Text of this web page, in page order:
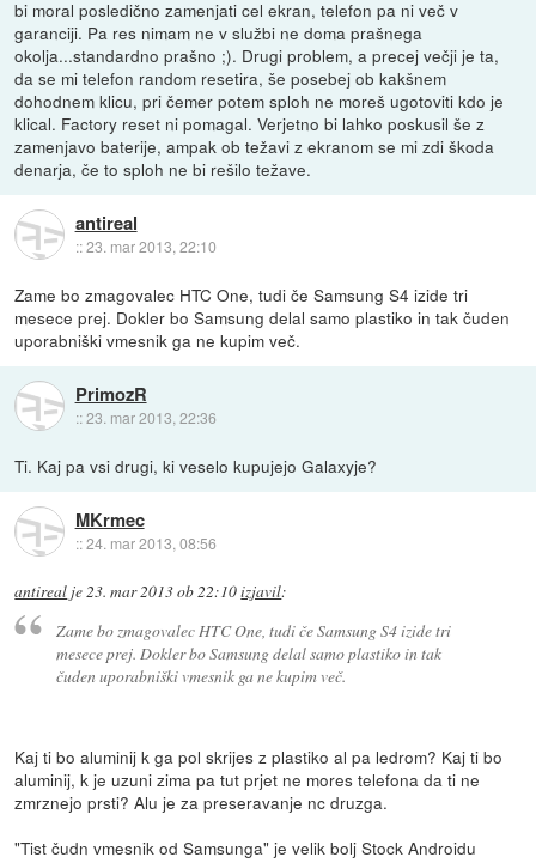
bi moral posledično zamenjati cel ekran, telefon pa ni več v
garanciji. Pa res nimam ne v službi ne doma prašnega
okolja...standardno prašno ;). Drugi problem, a precej večji je ta,
da se mi telefon random resetira, še posebej ob kakšnem
dohodnem klicu, pri čemer potem sploh ne moreš ugotoviti kdo je
klical. Factory reset ni pomagal. Verjetno bi lahko poskusil še z
zamenjavo baterije, ampak ob težavi z ekranom se mi zdi škoda
denarja, če to sploh ne bi rešilo težave.
antireal
::23. mar 2013, 22:10
Zame bo zmagovalec HTC One, tudi če Samsung S4 izide tri
mesece prej. Dokler bo Samsung delal samo plastiko in tak čuden
uporabniški vmesnik ga ne kupim več.
PrimozR
::23. mar 2013, 22:36
Ti. Kaj pa vsi drugi, ki veselo kupujejo Galaxyje?
MKrmec
::24. mar 2013, 08:56
antireal je23. mar 2013 ob 22:10izjavil:
Zame bo zmagovalec HTC One, tudi če Samsung S4 izide tri
mesece prej. Dokler bo Samsung delal samo plastiko in tak
čuden uporabniški vmesnik ga ne kupim več.
Kaj ti bo aluminij k ga pol skrijes z plastiko al pa ledrom? Kaj ti bo
aluminij, k je uzuni zima pa tut prjet ne mores telefona da ti ne
zmrznejo prsti? Alu je za preseravanje nc druzga.
"Tist čudn vmesnik od Samsunga" je velik bolj Stock Androidu